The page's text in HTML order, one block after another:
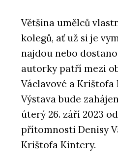
Většina umělců
kolegů, ať už si je
najdou nebo
autorky patří mezi
Václavové a Krištofa
Výstava bude
úterý 26. září 2023
přítomnosti Denisy
Krištofa Kintery.